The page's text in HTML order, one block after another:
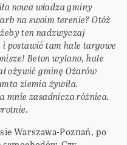
nowa władza gminy
na swoim terenie? Otóż
ten nadzwyczaj
postawić tam hale targowe
Beton wylano, hale
ożywić gminę Ożarów
ziemia żywiła.
mnie zasadnicza różnica.
Warszawa-Poznań, po